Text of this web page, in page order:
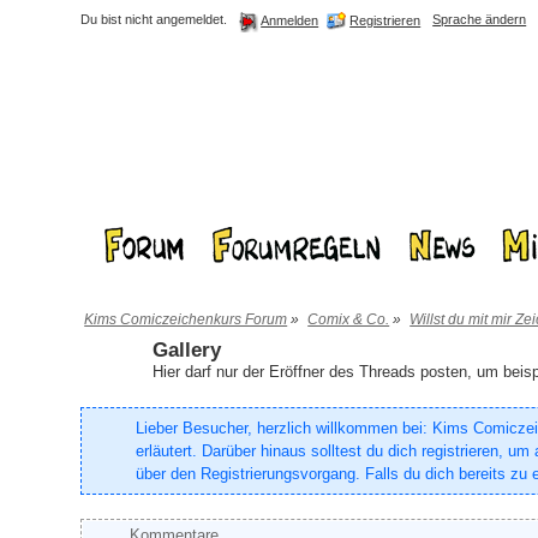
Du bist nicht angemeldet. Anmelden Registrieren Sprache ändern
Kims Comiczeichenkurs Forum » Comix & Co. » Willst du mit mir
Gallery
Hier darf nur der Eröffner des Threads posten, um
Lieber Besucher, herzlich willkommen bei: Kims
erläutert. Darüber hinaus solltest du dich registrieren,
über den Registrierungsvorgang. Falls du dich bereits